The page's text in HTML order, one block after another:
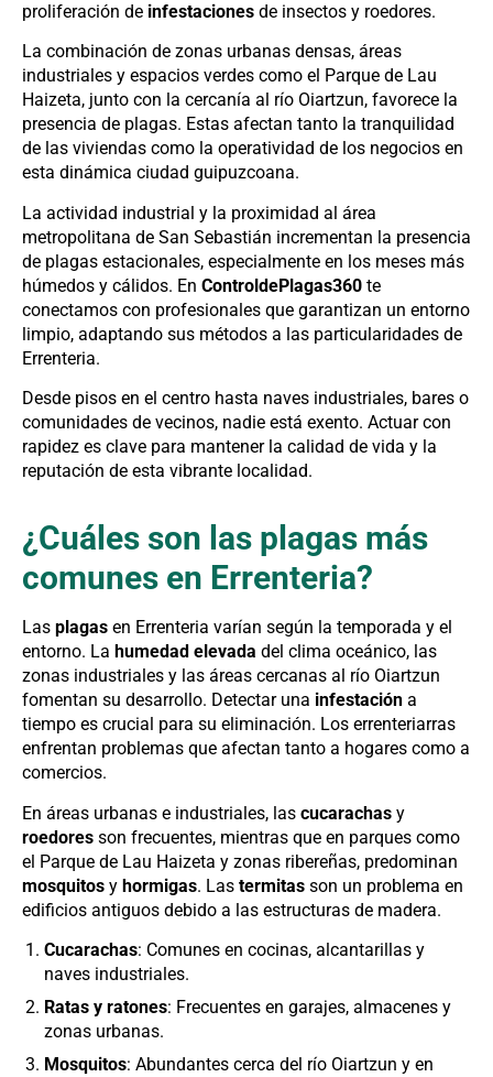
proliferación de infestaciones de insectos y roedores.
La combinación de zonas urbanas densas, áreas
industriales y espacios verdes como el Parque de Lau
Haizeta, junto con la cercanía al río Oiartzun, favorece la
presencia de plagas. Estas afectan tanto la tranquilidad
de las viviendas como la operatividad de los negocios en
esta dinámica ciudad guipuzcoana.
La actividad industrial y la proximidad al área
metropolitana de San Sebastián incrementan la presencia
de plagas estacionales, especialmente en los meses más
húmedos y cálidos. En ControldePlagas360 te
conectamos con profesionales que garantizan un entorno
limpio, adaptando sus métodos a las particularidades de
Errenteria.
Desde pisos en el centro hasta naves industriales, bares o
comunidades de vecinos, nadie está exento. Actuar con
rapidez es clave para mantener la calidad de vida y la
reputación de esta vibrante localidad.
¿Cuáles son las plagas más
comunes en Errenteria?
Las plagas en Errenteria varían según la temporada y el
entorno. La humedad elevada del clima oceánico, las
zonas industriales y las áreas cercanas al río Oiartzun
fomentan su desarrollo. Detectar una infestación a
tiempo es crucial para su eliminación. Los errenteriarras
enfrentan problemas que afectan tanto a hogares como a
comercios.
En áreas urbanas e industriales, las cucarachas y
roedores son frecuentes, mientras que en parques como
el Parque de Lau Haizeta y zonas ribereñas, predominan
mosquitos y hormigas. Las termitas son un problema en
edificios antiguos debido a las estructuras de madera.
Cucarachas: Comunes en cocinas, alcantarillas y
naves industriales.
Ratas y ratones: Frecuentes en garajes, almacenes y
zonas urbanas.
Mosquitos: Abundantes cerca del río Oiartzun y en